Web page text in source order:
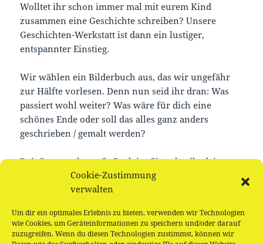
Cookie-Zustimmung
verwalten
Um dir ein optimales Erlebnis zu bieten, verwenden wir Technologien
wie Cookies, um Geräteinformationen zu speichern und/oder darauf
zuzugreifen. Wenn du diesen Technologien zustimmst, können wir
Wolltet ihr schon immer mal mit eurem Kind
zusammen eine Geschichte schreiben? Unsere
Geschichten-Werkstatt ist dann ein lustiger,
entspannter Einstieg.
Wir wählen ein Bilderbuch aus, das wir ungefähr
zur Hälfte vorlesen. Denn nun seid ihr dran: Was
passiert wohl weiter? Was wäre für dich eine
schönes Ende oder soll das alles ganz anders
geschrieben / gemalt werden?
Dein*e erwachsene*r Begleiter*in schreibt deine
Ideen auf und schließlich lesen wir uns nach einem
Picknick alle neuen Geschichten vor.
Für alle Kinder, die schon sprechen können, egal in
welcher Muttersprache.